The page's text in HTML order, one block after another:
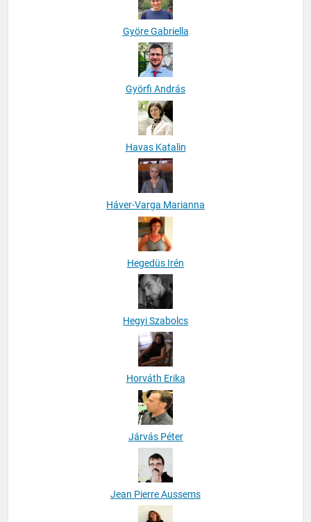
Györe Gabriella
Györfi András
Havas Katalin
Háver-Varga Marianna
Hegedüs Irén
Hegyi Szabolcs
Horváth Erika
Járvás Péter
Jean Pierre Aussems